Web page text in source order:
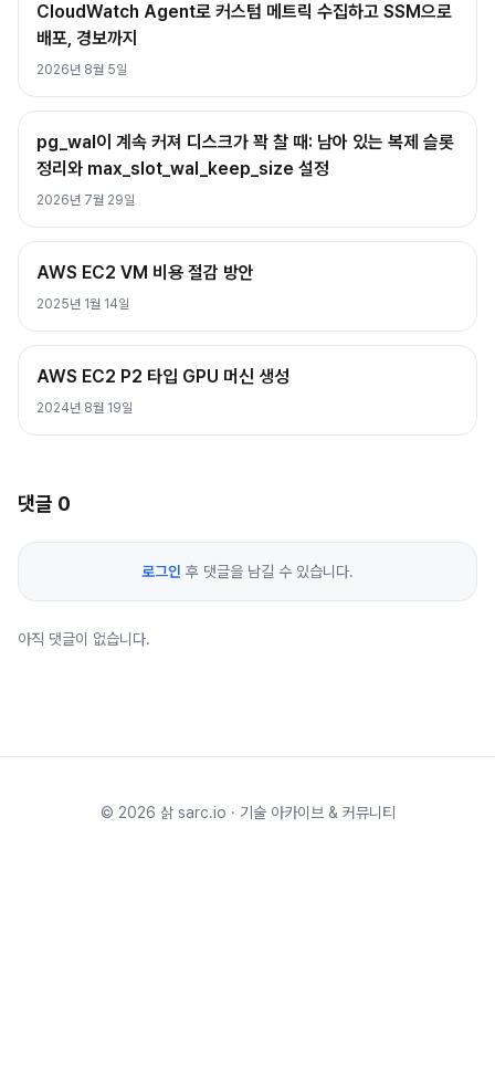
CloudWatch Agent로 커스텀 메트릭 수집하고 SSM으로
배포, 경보까지
2026년 8월 5일
pg_wal이 계속 커져 디스크가 꽉 찰 때: 남아 있는 복제 슬롯
정리와 max_slot_wal_keep_size 설정
2026년 7월 29일
AWS EC2 VM 비용 절감 방안
2025년 1월 14일
AWS EC2 P2 타입 GPU 머신 생성
2024년 8월 19일
댓글 0
로그인 후 댓글을 남길 수 있습니다.
아직 댓글이 없습니다.
© 2026 삵 sarc.io · 기술 아카이브 & 커뮤니티